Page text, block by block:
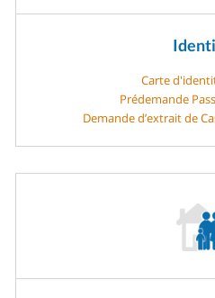
Carte
Prédemande
Demande d’extrait de